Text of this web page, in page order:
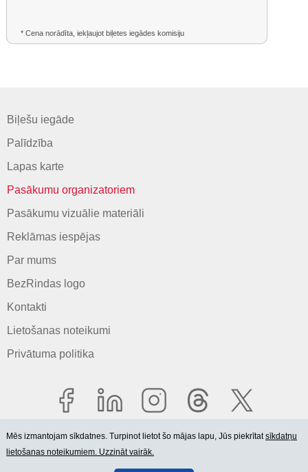
* Cena norādīta, iekļaujot biļetes iegādes komisiju
Biļešu iegāde
Palīdzība
Lapas karte
Pasākumu organizatoriem
Pasākumu vizuālie materiāli
Reklāmas iespējas
Par mums
BezRindas logo
Kontakti
Lietošanas noteikumi
Privātuma politika
© 2006-2026 SIA "BEZRINDAS.LV".
Mēs izmantojam sīkdatnes. Turpinot lietot šo mājas lapu, Jūs piekrītatsīkdatņu
lietošanas noteikumiem. Uzzināt vairāk.